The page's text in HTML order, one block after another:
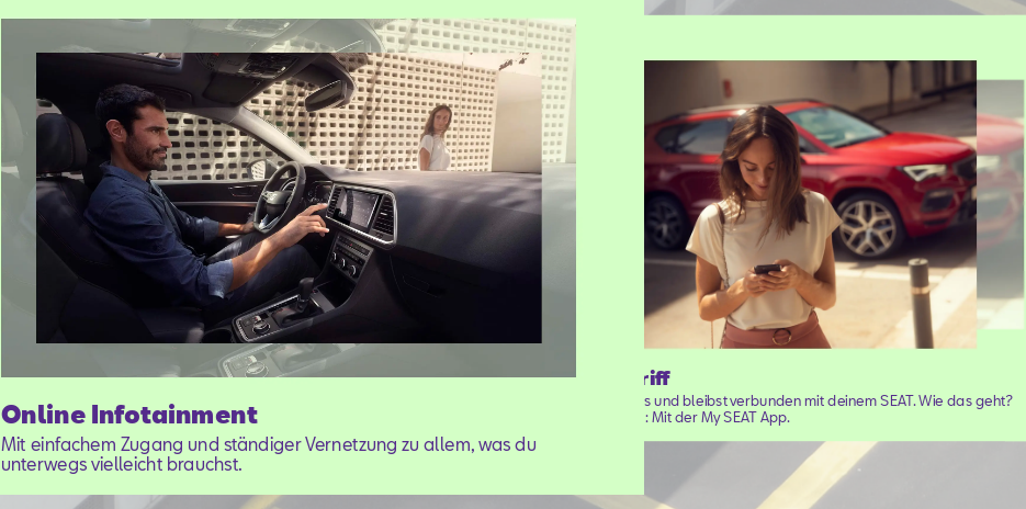
Online Infotainment
Mit einfachem Zugang und ständiger Vernetzung zu allem, was du
unterwegs vielleicht brauchst.
Fernzugriff
Du steigst aus und bleibst verbunden mit deinem SEAT. Wie das geht?
Ganz einfach: Mit der My SEAT App.